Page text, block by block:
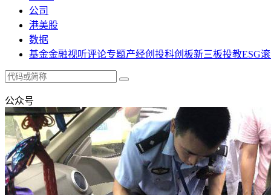
公司
港美股
数据
基金金融视听评论专题产经创投科创板新三板投教ESG
公众号